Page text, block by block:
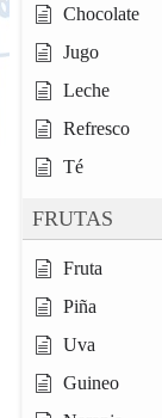
Chocolate
Jugo
Leche
Refresco
Té
FRUTAS
Fruta
Piña
Uva
Guineo